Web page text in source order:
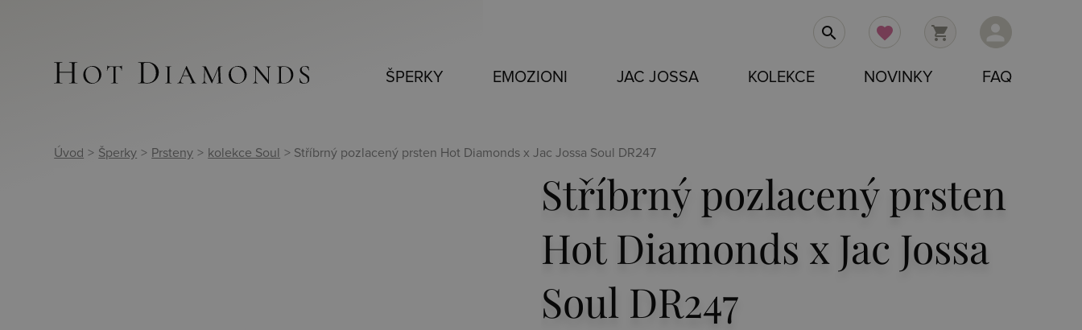
person
shopping_cart
favorite
search
ŠPERKY EMOZIONI JAC JOSSA KOLEKCE NOVINKY FAQ
Úvod > Šperky > Prsteny > kolekce Soul > Stříbrný pozlacený prsten Hot Diamonds x Jac Jossa Soul DR247
Stříbrný pozlacený prsten
Hot Diamonds x Jac Jossa
Soul DR247